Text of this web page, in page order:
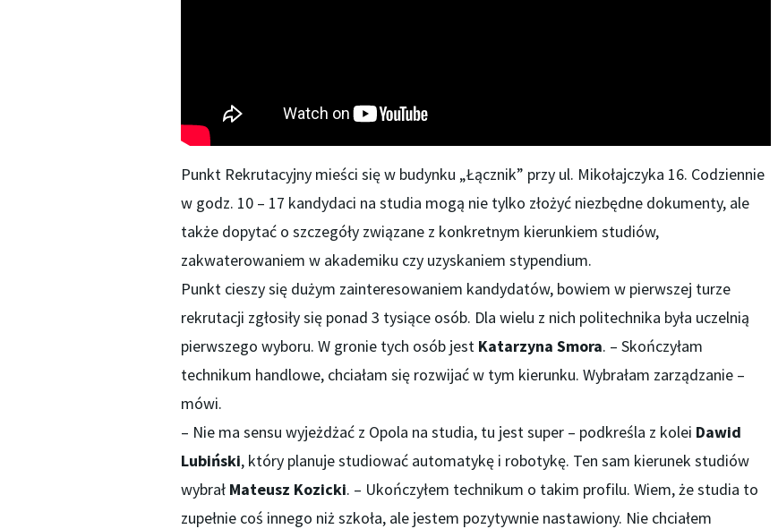
Punkt Rekrutacyjny mieści się w budynku „Łącznik” przy ul. Mikołajczyka 16. Codziennie
w godz. 10 – 17 kandydaci na studia mogą nie tylko złożyć niezbędne dokumenty, ale
także dopytać o szczegóły związane z konkretnym kierunkiem studiów,
zakwaterowaniem w akademiku czy uzyskaniem stypendium.
Punkt cieszy się dużym zainteresowaniem kandydatów, bowiem w pierwszej turze
rekrutacji zgłosiły się ponad 3 tysiące osób. Dla wielu z nich politechnika była uczelnią
pierwszego wyboru. W gronie tych osób jest Katarzyna Smora. – Skończyłam
technikum handlowe, chciałam się rozwijać w tym kierunku. Wybrałam zarządzanie –
mówi.
– Nie ma sensu wyjeżdżać z Opola na studia, tu jest super – podkreśla z kolei Dawid
Lubiński, który planuje studiować automatykę i robotykę. Ten sam kierunek studiów
wybrał Mateusz Kozicki. – Ukończyłem technikum o takim profilu. Wiem, że studia to
zupełnie coś innego niż szkoła, ale jestem pozytywnie nastawiony. Nie chciałem